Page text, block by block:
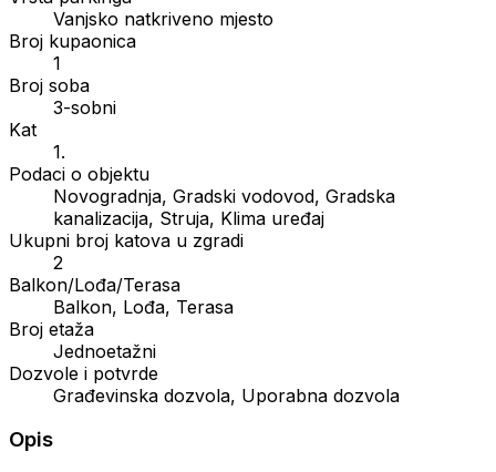
Vanjsko natkriveno mjesto
Broj kupaonica
1
Broj soba
3-sobni
Kat
1.
Podaci o objektu
Novogradnja, Gradski vodovod, Gradska
kanalizacija, Struja, Klima uređaj
Ukupni broj katova u zgradi
2
Balkon/Lođa/Terasa
Balkon, Lođa, Terasa
Broj etaža
Jednoetažni
Dozvole i potvrde
Građevinska dozvola, Uporabna dozvola
Opis